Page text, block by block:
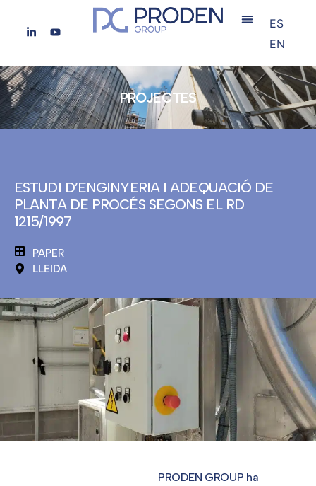
ES
EN
PROJECTES
ESTUDI D’ENGINYERIA I ADEQUACIÓ DE
PLANTA DE PROCÉS SEGONS EL RD
1215/1997
PAPER
LLEIDA
PRODEN GROUP ha